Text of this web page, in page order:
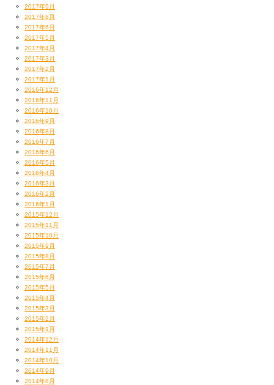
2017年9月
2017年8月
2017年6月
2017年5月
2017年4月
2017年3月
2017年2月
2017年1月
2016年12月
2016年11月
2016年10月
2016年9月
2016年8月
2016年7月
2016年6月
2016年5月
2016年4月
2016年3月
2016年2月
2016年1月
2015年12月
2015年11月
2015年10月
2015年9月
2015年8月
2015年7月
2015年6月
2015年5月
2015年4月
2015年3月
2015年2月
2015年1月
2014年12月
2014年11月
2014年10月
2014年9月
2014年8月